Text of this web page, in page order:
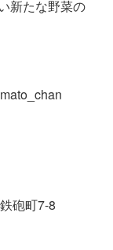
新たな野菜の
砲町7-8